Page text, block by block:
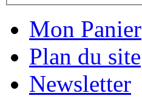
Mon Panier
Plan du site
Newsletter